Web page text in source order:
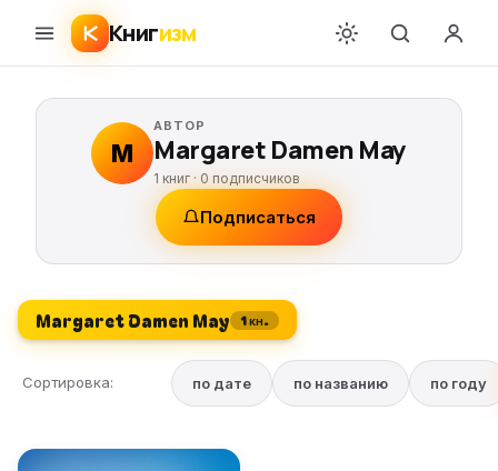
Книгизм
M
АВТОР
Margaret Damen May
1 книг · 0 подписчиков
Подписаться
Margaret Damen May 1 кн.
Сортировка: по дате по названию по году